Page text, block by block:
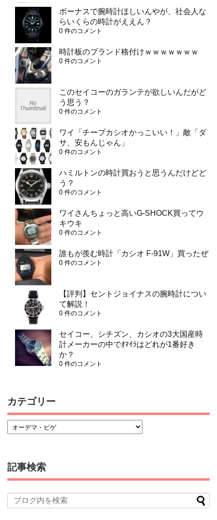
ボーナスで腕時計ほしいんやが、社会人な
らいくらの時計がええん？
0 件のコメント
時計板のブランド格付けｗｗｗｗｗｗｗ
0 件のコメント
このセイコーのガランテが欲しいんだがど
う思う？
0 件のコメント
ワイ「チープカシオかっこいい！」敵「ダ
サ、安もんじゃん」
0 件のコメント
ハミルトンの時計買おうと思うんだけどど
う？
0 件のコメント
ワイさんちょっと高いG-SHOCK買ってウ
キウキ
0 件のコメント
誰もが羨む時計「カシオ F-91W」買ったぜ
0 件のコメント
【評判】セントジョイナスの腕時計につい
て解説！
0 件のコメント
セイコー、シチズン、カシオの3大国産時
計メーカーの中でｵﾏｲﾗはどれが1番好き
か？
0 件のコメント
カテゴリー
記事検索